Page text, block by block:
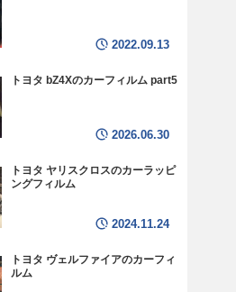
2022.09.13
トヨタ bZ4Xのカーフィルム part5
2026.06.30
トヨタ ヤリスクロスのカーラッピ
ングフィルム
2024.11.24
トヨタ ヴェルファイアのカーフィ
ルム